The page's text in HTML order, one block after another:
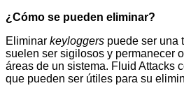
¿Cómo se pueden eliminar?
Eliminar keyloggers puede ser una
suelen ser sigilosos y permanecer
áreas de un sistema. Fluid Attacks
que pueden ser útiles para su